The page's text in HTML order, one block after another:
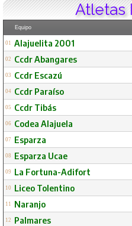
Atletas
Equipo
01 Alajuelita 2001
02 Ccdr Abangares
03 Ccdr Escazú
04 Ccdr Paraíso
05 Ccdr Tibás
06 Codea Alajuela
07 Esparza
08 Esparza Ucae
09 La Fortuna-Adifort
10 Liceo Tolentino
11 Naranjo
12 Palmares